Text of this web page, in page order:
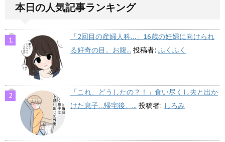
本日の人気記事ランキング
「2回目の産婦人科…」16歳の妊婦に向けられ
る好奇の目。お腹... 投稿者: ふくふく
「これ、どうしたの？！」食い尽くし夫と出か
けた息子…帰宅後、... 投稿者: しろみ